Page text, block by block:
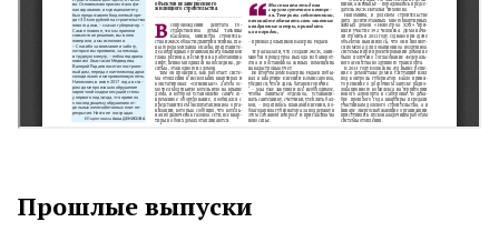
Прошлые выпуски